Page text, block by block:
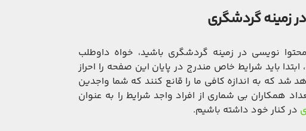
زمینه گردشگری
نویسی در زمینه گردشگری باشید، خواه داوطلب
باید شرایط خاص مندرج در پایان این صفحه را احراز
شد که به اندازه کافی ما را قانع کنند که شما واجدین
همکاران بی شماری از افراد واجد شرایط را به عنوان
در کنار خود داشته باشیم.